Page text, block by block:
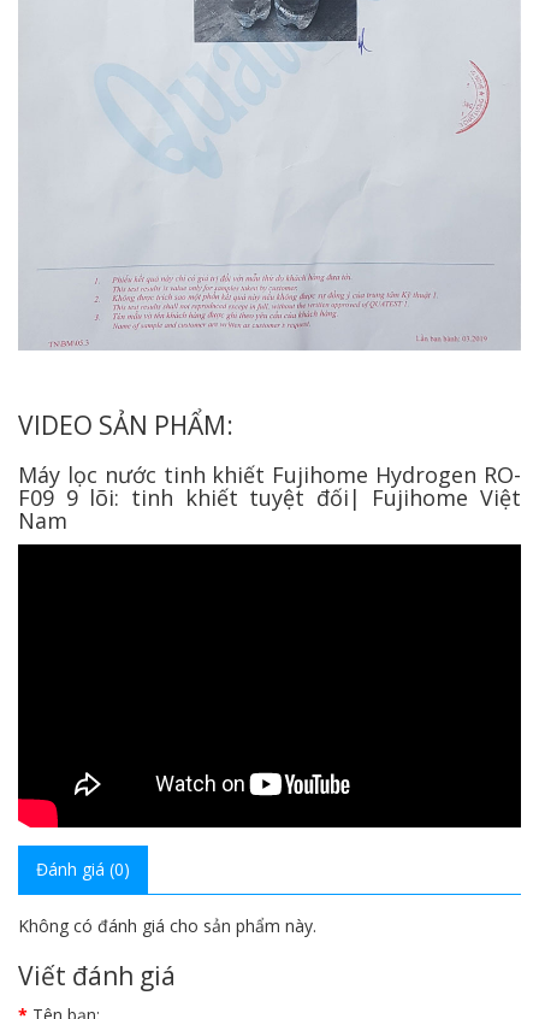
VIDEO SẢN PHẨM:
Máy lọc nước tinh khiết Fujihome Hydrogen RO-
F09 9 lõi: tinh khiết tuyệt đối| Fujihome Việt
Nam
Đánh giá (0)
Không có đánh giá cho sản phẩm này.
Viết đánh giá